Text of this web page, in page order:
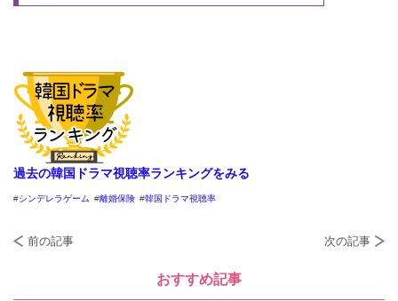
過去の韓国ドラマ視聴率ランキングをみる
シンデレラゲーム 離婚保険 韓国ドラマ視聴率
前の記事 次の記事
おすすめ記事